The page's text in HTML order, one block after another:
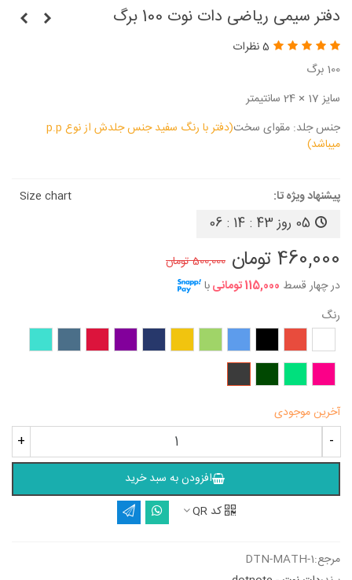
دفتر سیمی ریاضی دات نوت 100 برگ
5 نظرات
100 برگ
سایز 17 × 24 سانتیمتر
جنس جلد: مقوای سخت
(دفتر با رنگ سفید جنس جلدش از نوع p.p
میباشد)
پیشنهاد ویژه تا:
05 روز 06 : 14 : 43
460,000 تومان
500,000 تومان
در چهار قسط 115,000 تومانی با
Size chart
رنگ
نفتی
روشن
تیره
آخرین موجودی
-
+
افزودن به سبد خرید
کد QR
مرجع:DTN-MATH-1